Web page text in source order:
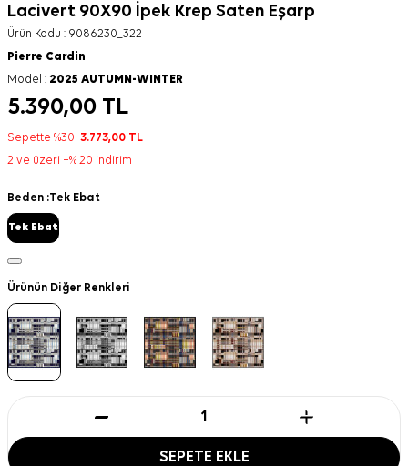
Lacivert 90X90 İpek Krep Saten Eşarp
Ürün Kodu : 9086230_322
Pierre Cardin
Model : 2025 AUTUMN-WINTER
5.390,00 TL
Sepette %30 3.773,00 TL
2 ve üzeri +% 20 indirim
Beden :Tek Ebat
Tek Ebat
Ürünün Diğer Renkleri
SEPETE EKLE